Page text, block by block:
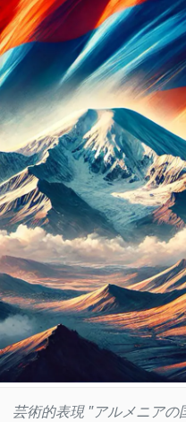
芸術的表現 "アルメニアの